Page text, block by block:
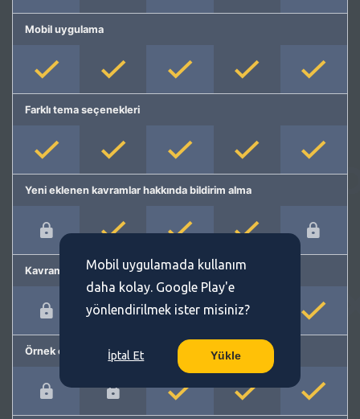
Mobil uygulama
Farklı tema seçenekleri
Yeni eklenen kavramlar hakkında bildirim alma
Kavram önerme
Örnek cümleler
Mobil uygulamada kullanım
daha kolay. Google Play'e
yönlendirilmek ister misiniz?
İptal Et Yükle